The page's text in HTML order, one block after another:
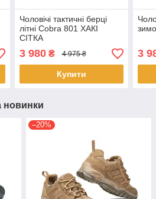
Чоловічі тактичні берці
літні Cobra 801 ХАКІ
СІТКА
3 980₴ 4 975 ₴
Купити
3
новинки
–20%